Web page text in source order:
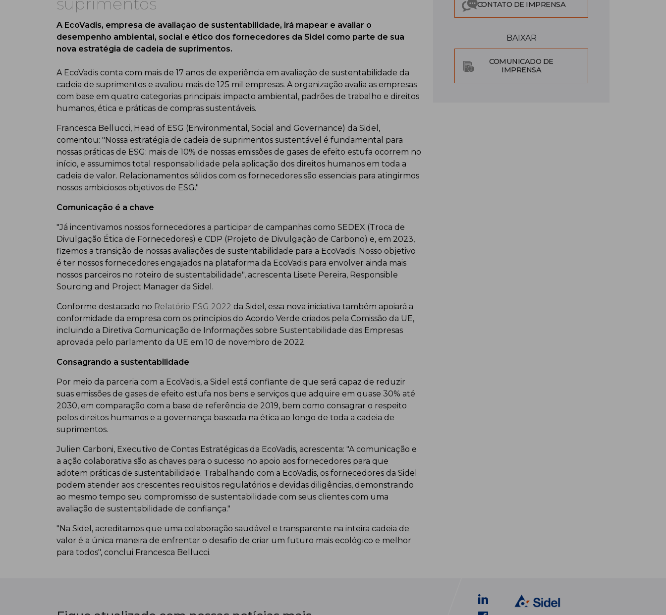
A EcoVadis, empresa de avaliação de sustentabilidade, irá mapear e avaliar o
desempenho ambiental, social e ético dos fornecedores da Sidel como parte de sua
nova estratégia de cadeia de suprimentos.
A EcoVadis conta com mais de 17 anos de experiência em avaliação de sustentabilidade da
cadeia de suprimentos e avaliou mais de 125 mil empresas. A organização avalia as empresas
com base em quatro categorias principais: impacto ambiental, padrões de trabalho e direitos
humanos, ética e práticas de compras sustentáveis.
Francesca Bellucci, Head of ESG (Environmental, Social and Governance) da Sidel,
comentou: "Nossa estratégia de cadeia de suprimentos sustentável é fundamental para
nossas práticas de ESG: mais de 10% de nossas emissões de gases de efeito estufa ocorrem no
início, e assumimos total responsabilidade pela aplicação dos direitos humanos em toda a
cadeia de valor. Relacionamentos sólidos com os fornecedores são essenciais para atingirmos
nossos ambiciosos objetivos de ESG."
Comunicação é a chave
"Já incentivamos nossos fornecedores a participar de campanhas como SEDEX (Troca de
Divulgação Ética de Fornecedores) e CDP (Projeto de Divulgação de Carbono) e, em 2023,
fizemos a transição de nossas avaliações de sustentabilidade para a EcoVadis. Nosso objetivo
é ter nossos fornecedores engajados na plataforma da EcoVadis para envolver ainda mais
nossos parceiros no roteiro de sustentabilidade", acrescenta Lisete Pereira, Responsible
Sourcing and Project Manager da Sidel.
Conforme destacado no Relatório ESG 2022 da Sidel, essa nova iniciativa também apoiará a
conformidade da empresa com os princípios do Acordo Verde criados pela Comissão da UE,
incluindo a Diretiva Comunicação de Informações sobre Sustentabilidade das Empresas
aprovada pelo parlamento da UE em 10 de novembro de 2022.
Consagrando a sustentabilidade
Por meio da parceria com a EcoVadis, a Sidel está confiante de que será capaz de reduzir
suas emissões de gases de efeito estufa nos bens e serviços que adquire em quase 30% até
2030, em comparação com a base de referência de 2019, bem como consagrar o respeito
pelos direitos humanos e a governança baseada na ética ao longo de toda a cadeia de
suprimentos.
Julien Carboni, Executivo de Contas Estratégicas da EcoVadis, acrescenta: "A comunicação e
a ação colaborativa são as chaves para o sucesso no apoio aos fornecedores para que
adotem práticas de sustentabilidade. Trabalhando com a EcoVadis, os fornecedores da Sidel
podem atender aos crescentes requisitos regulatórios e devidas diligências, demonstrando
ao mesmo tempo seu compromisso de sustentabilidade com seus clientes com uma
avaliação de sustentabilidade de confiança."
"Na Sidel, acreditamos que uma colaboração saudável e transparente na inteira cadeia de
valor é a única maneira de enfrentar o desafio de criar um futuro mais ecológico e melhor
para todos", conclui Francesca Bellucci.
CONTATO DE IMPRENSA
BAIXAR
COMUNICADO DE
IMPRENSA